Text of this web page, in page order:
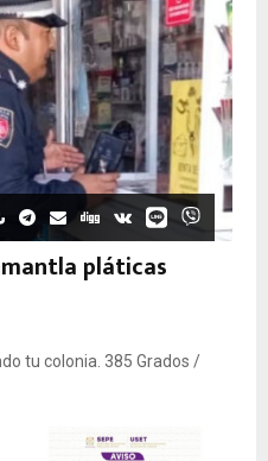
pláticas
tu colonia. 385 Grados /